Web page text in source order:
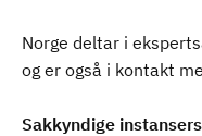
Norge deltar i
og er også i kontakt
Sakkyndige